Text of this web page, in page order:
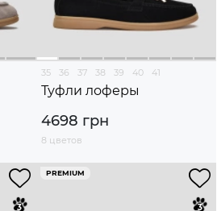
35 36 37 38 39 40 41
Туфли лоферы
4698 грн
8 цветов
PREMIUM